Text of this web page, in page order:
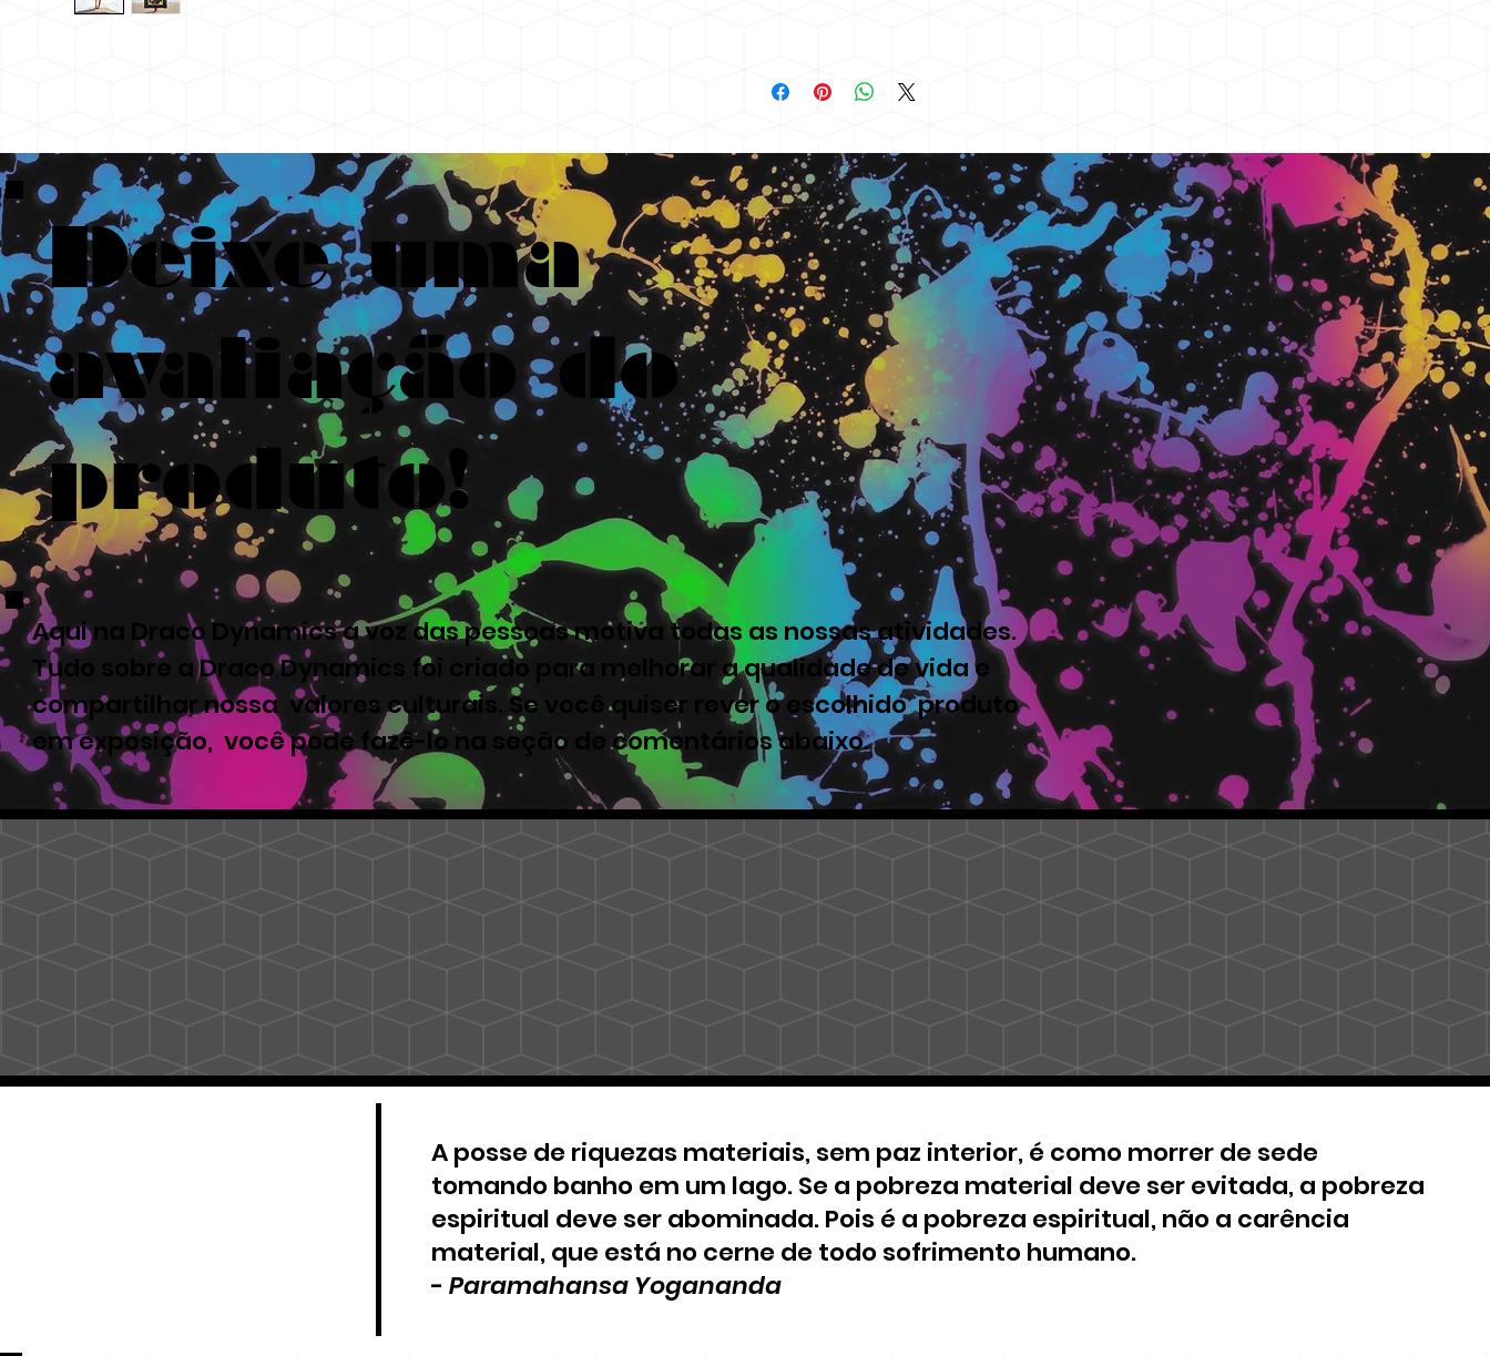
A posse de riquezas materiais, sem paz interior, é como morrer de sede
tomando banho em um lago. Se a pobreza material deve ser evitada, a pobreza
espiritual deve ser abominada. Pois é a pobreza espiritual, não a carência
material, que está no cerne de todo sofrimento humano.
- Paramahansa Yogananda
Deixe uma
avaliação do
produto!
Aqui na Draco Dynamics a voz das pessoas motiva todas as nossas atividades.
Tudo sobre a Draco Dynamics foi criado para melhorar a qualidade de vida e
compartilhar nossa valores culturais. Se você quiser rever o escolhido produto
em exposição, você pode fazê-lo na seção de comentários abaixo.